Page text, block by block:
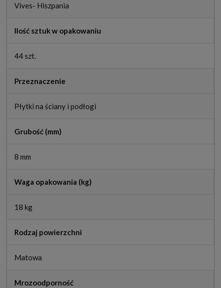
Vives- Hiszpania
Ilość sztuk w opakowaniu
44 szt.
Przeznaczenie
Płytki na ściany i podłogi
Grubość (mm)
8 mm
Waga opakowania (kg)
18 kg
Rodzaj powierzchni
Matowa
Mrozoodporność